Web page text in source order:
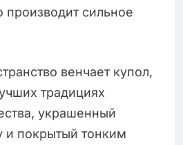
производит сильное
венчает купол,
традициях
украшенный
и покрытый тонким